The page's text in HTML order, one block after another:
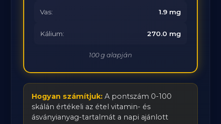
Vas: 1.9 mg
Kálium: 270.0 mg
100 g alapján
Hogyan számítjuk: A pontszám 0-100
skálán értékeli az étel vitamin- és
ásványianyag-tartalmát a napi ajánlott